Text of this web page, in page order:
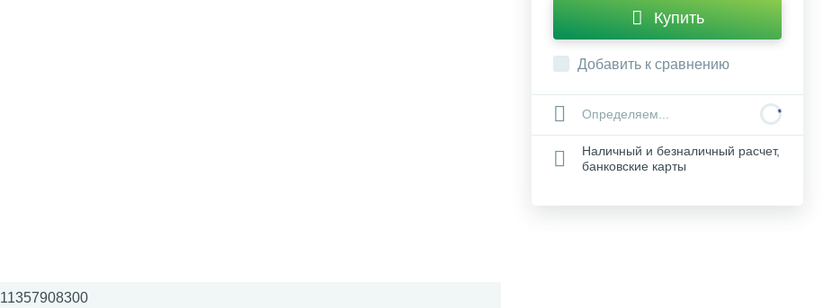
11357908300
Купить
Добавить к сравнению
Определяем...
Наличный и безналичный расчет,
банковские карты